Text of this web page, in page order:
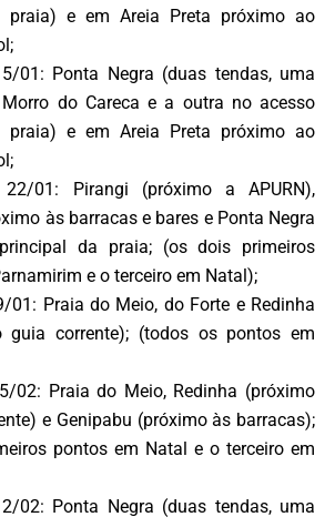
praia) e em Areia Preta próximo ao
01: Ponta Negra (duas tendas, uma
do Careca e a outra no acesso
praia) e em Areia Preta próximo ao
01: Pirangi (próximo a APURN),
às barracas e bares e Ponta Negra
da praia; (os dois primeiros
e o terceiro em Natal);
01: Praia do Meio, do Forte e Redinha
guia corrente); (todos os pontos em
02: Praia do Meio, Redinha (próximo
e Genipabu (próximo às barracas);
pontos em Natal e o terceiro em
02: Ponta Negra (duas tendas, uma